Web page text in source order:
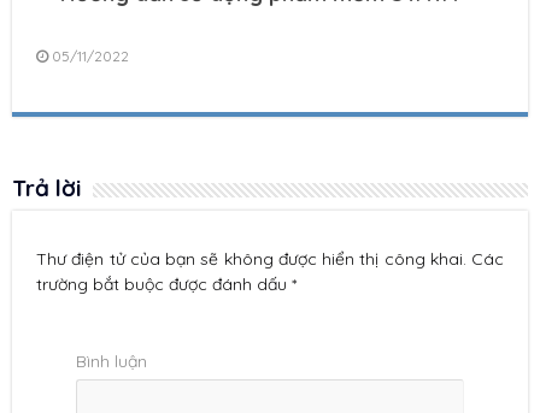
05/11/2022
Trả lời
Thư điện tử của bạn sẽ không được hiển thị công khai. Các
trường bắt buộc được đánh dấu *
Bình luận